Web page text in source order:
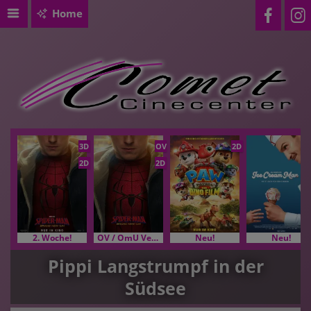
Home
3D
2D
2. Woche!
OV
2D
OV / OmU Versionen
2D
Neu! Neu!
Pippi Langstrumpf in der
Südsee